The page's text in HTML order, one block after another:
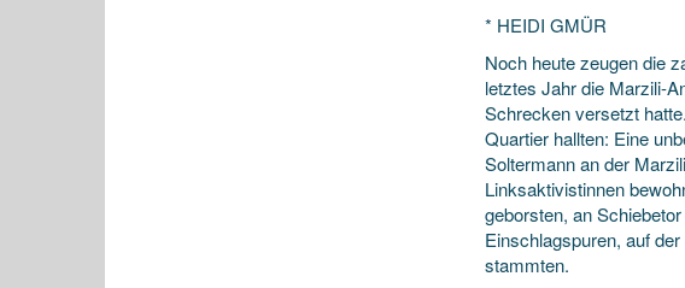
* HEIDI GMÜR
Noch heute zeugen die
letztes Jahr die Marzili-
Schrecken versetzt
Quartier hallten: Eine
Soltermann an der
Linksaktivistinnen
geborsten, an
Einschlagspuren, auf
stammten.